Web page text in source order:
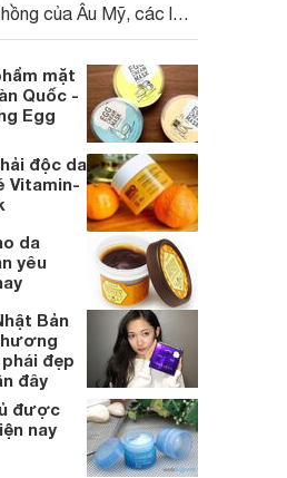
của Âu Mỹ, các loại
Quốc hiện đang
yêu thích hơn cả.
mặt
Quốc -
Egg
độc da
Vitamin-
da
yêu
Bản
đẹp
đây
được
nay